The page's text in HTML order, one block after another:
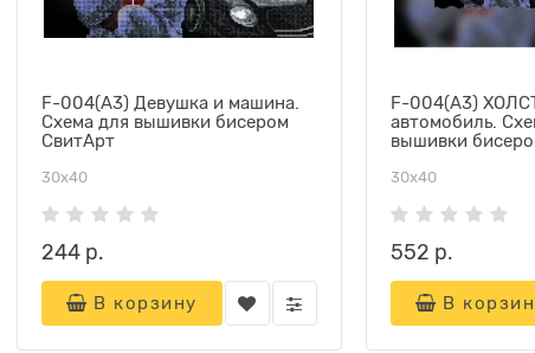
F-004(А3) Девушка и машина.
Схема для вышивки бисером
СвитАрт
30х40
244 р.
В корзину
F-004(А3)
автомобиль.
вышивки
30х40
552 р.
В